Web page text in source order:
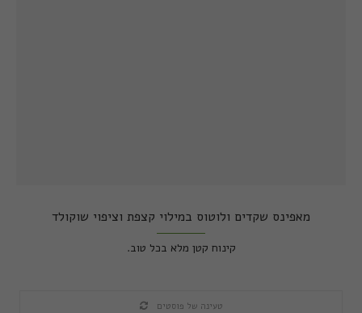
מאפינס שקדים ולוטוס במילוי קצפת וציפוי שוקולד
קינוח קטן מלא בכל טוב.
טעינה של פוסטים